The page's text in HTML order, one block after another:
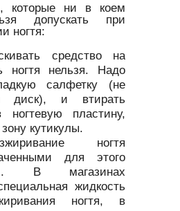
которые ни в коем
допускать при
ногтя:
средство на
ногтя нельзя. Надо
салфетку (не
диск), и втирать
ногтевую пластину,
кутикулы.
ногтя
для этого
В магазинах
жидкость
ногтя, в